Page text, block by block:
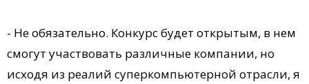
- Не обязательно. Конкурс будет открытым, в нем
смогут участвовать различные компании, но
исходя из реалий суперкомпьютерной отрасли, я